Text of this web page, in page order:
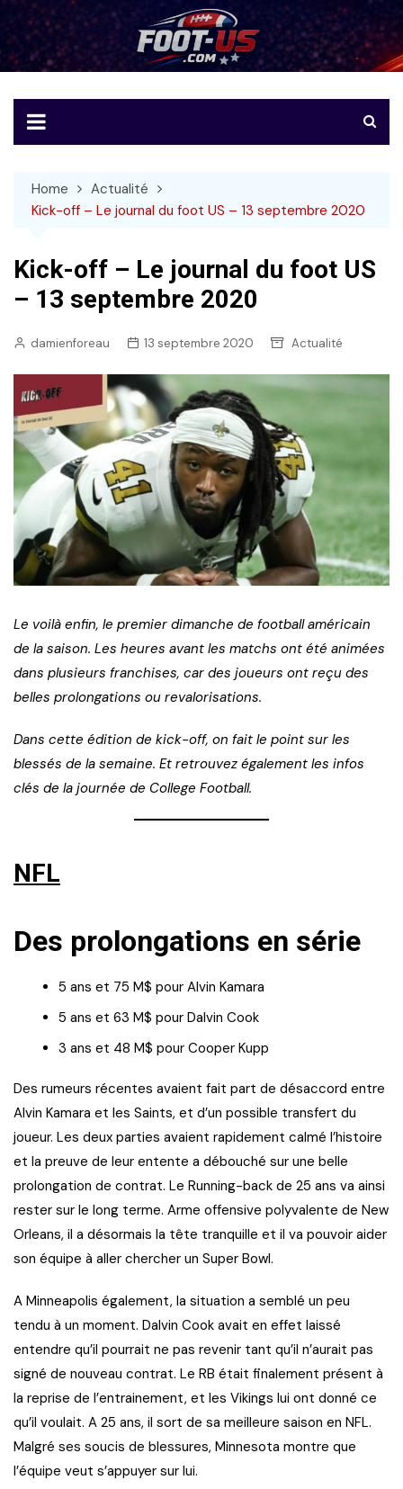
to
content
Foot-US
Le football américain en français
Home
Actualité
Kick-off – Le journal du foot US – 13 septembre 2020
Kick-off – Le journal du foot US
– 13 septembre 2020
damienforeau 13 septembre 2020 Actualité
Le voilà enfin, le premier dimanche de football américain
de la saison. Les heures avant les matchs ont été animées
dans plusieurs franchises, car des joueurs ont reçu des
belles prolongations ou revalorisations.
Dans cette édition de kick-off, on fait le point sur les
blessés de la semaine. Et retrouvez également les infos
clés de la journée de College Football.
NFL
Des prolongations en série
5 ans et 75 M$ pour Alvin Kamara
5 ans et 63 M$ pour Dalvin Cook
3 ans et 48 M$ pour Cooper Kupp
Des rumeurs récentes avaient fait part de désaccord entre
Alvin Kamara et les Saints, et d’un possible transfert du
joueur. Les deux parties avaient rapidement calmé l’histoire
et la preuve de leur entente a débouché sur une belle
prolongation de contrat. Le Running-back de 25 ans va ainsi
rester sur le long terme. Arme offensive polyvalente de New
Orleans, il a désormais la tête tranquille et il va pouvoir aider
son équipe à aller chercher un Super Bowl.
A Minneapolis également, la situation a semblé un peu
tendu à un moment. Dalvin Cook avait en effet laissé
entendre qu’il pourrait ne pas revenir tant qu’il n’aurait pas
signé de nouveau contrat. Le RB était finalement présent à
la reprise de l’entrainement, et les Vikings lui ont donné ce
qu’il voulait. A 25 ans, il sort de sa meilleure saison en NFL.
Malgré ses soucis de blessures, Minnesota montre que
l’équipe veut s’appuyer sur lui.